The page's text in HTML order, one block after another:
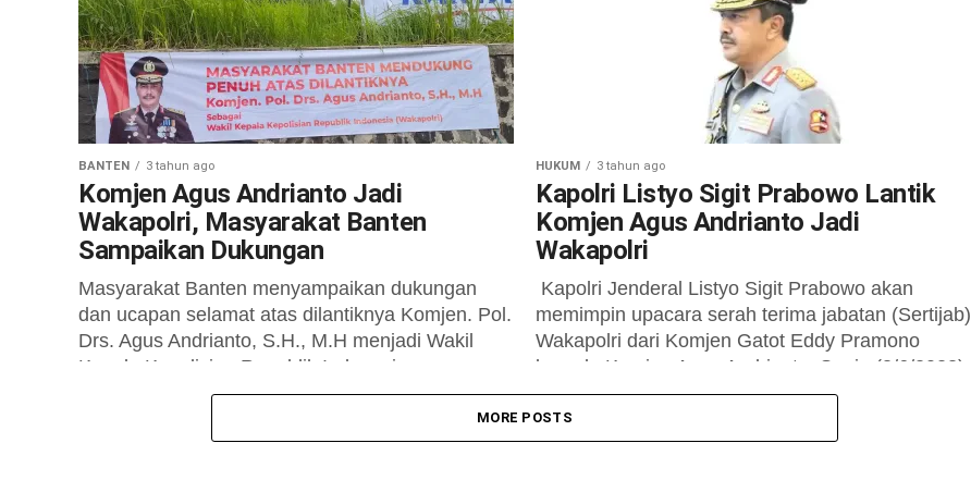
BANTEN 3 tahun ago
Komjen Agus Andrianto Jadi
Wakapolri, Masyarakat Banten
Sampaikan Dukungan
Masyarakat Banten menyampaikan dukungan
dan ucapan selamat atas dilantiknya Komjen. Pol.
Drs. Agus Andrianto, S.H., M.H menjadi Wakil
Kepala Kepolisian Republik Indonesia
(Wakapolri). Ucapan dukungan tersebut...
HUKUM 3 tahun ago
Kapolri Listyo Sigit Prabowo Lantik
Komjen Agus Andrianto Jadi
Wakapolri
Kapolri Jenderal Listyo Sigit Prabowo akan
memimpin upacara serah terima jabatan (Sertijab)
Wakapolri dari Komjen Gatot Eddy Pramono
kepada Komjen Agus Andrianto, Senin (3/6/2023).
“Pak Kapolri...
MORE POSTS